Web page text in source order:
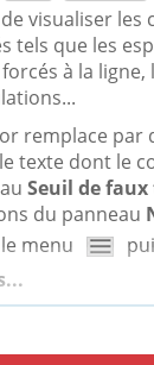
visualiser les
tels que les
à la ligne,
remplace par
texte dont le
Seuil de
du panneau
menu